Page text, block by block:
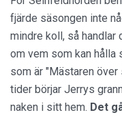
fjärde säsongen inte
mindre koll, så handlar
om vem som kan hålla
som är "Mästaren
tider börjar Jerrys
naken i sitt hem. Det